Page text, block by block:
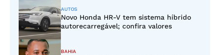
AUTOS
Novo Honda HR-V tem sistema híbrido
autorecarregável; confira valores
BAHIA